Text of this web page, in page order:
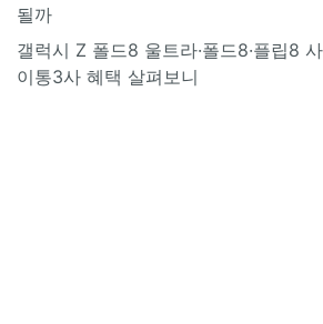
될까
갤럭시 Z 폴드8 울트라·폴드8·플립8
이통3사 혜택 살펴보니